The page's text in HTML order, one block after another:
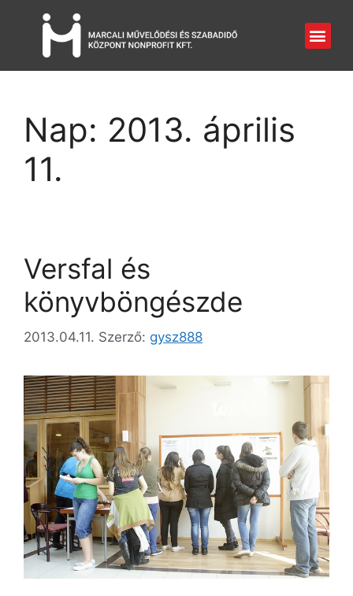
Nap: 2013. április
11.
Versfal és
könyvböngészde
2013.04.11. Szerző: gysz888